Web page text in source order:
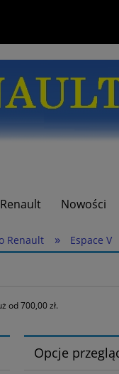
Nowości
Renault » Espace V
od 700,00 zł.
Opcje